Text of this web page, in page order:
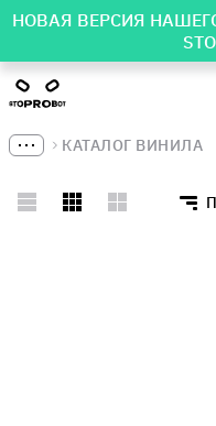
НОВАЯ ВЕРСИЯ
КАТАЛОГ ВИНИЛА